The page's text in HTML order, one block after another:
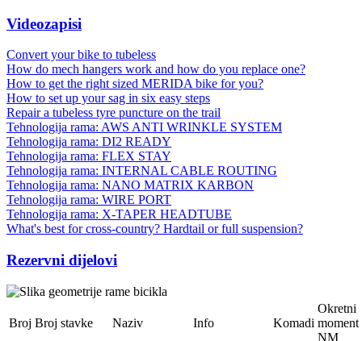
Videozapisi
Convert your bike to tubeless
How do mech hangers work and how do you replace one?
How to get the right sized MERIDA bike for you?
How to set up your sag in six easy steps
Repair a tubeless tyre puncture on the trail
Tehnologija rama: AWS ANTI WRINKLE SYSTEM
Tehnologija rama: DI2 READY
Tehnologija rama: FLEX STAY
Tehnologija rama: INTERNAL CABLE ROUTING
Tehnologija rama: NANO MATRIX KARBON
Tehnologija rama: WIRE PORT
Tehnologija rama: X-TAPER HEADTUBE
What's best for cross-country? Hardtail or full suspension?
Rezervni dijelovi
Broj Broj stavke Naziv Info Komadi
Okretni
moment
NM